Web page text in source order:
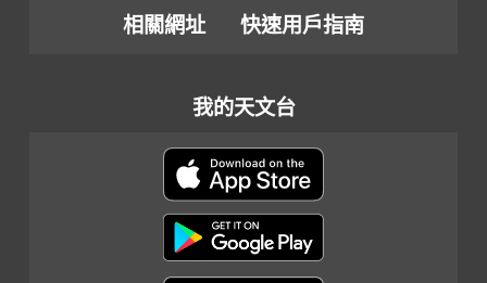
相關網址
快速用戶指南
我的天文台